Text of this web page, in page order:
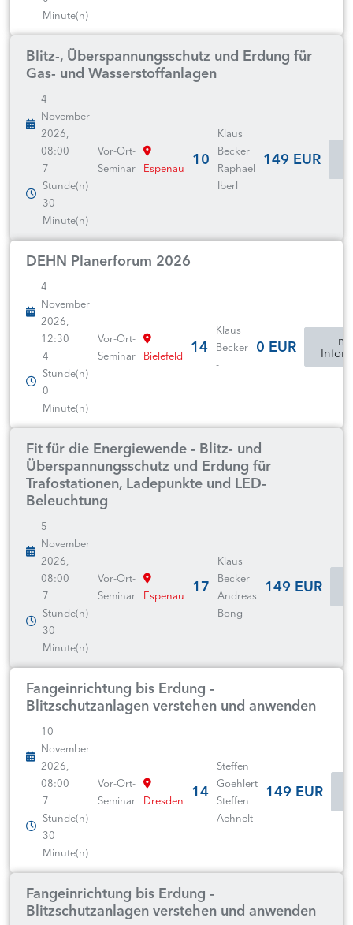
Minute(n)
Blitz-, Überspannungsschutz und Erdung für
Gas- und Wasserstoffanlagen
4
November
2026,
08:00
7
Stunde(n)
30
Minute(n)
Vor-Ort-
Seminar
Espenau 10
Klaus
Becker
Raphael
Iberl
149 EUR
DEHN Planerforum 2026
4
November
2026,
12:30
4
Stunde(n)
0
Minute(n)
Vor-Ort-
Seminar
Bielefeld 14
Klaus
Becker
-
0 EUR
Fit für die Energiewende - Blitz- und
Überspannungsschutz und Erdung für
Trafostationen, Ladepunkte und LED-
Beleuchtung
5
November
2026,
08:00
7
Stunde(n)
30
Minute(n)
Vor-Ort-
Seminar
Espenau 17
Klaus
Becker
Andreas
Bong
149 EUR
Fangeinrichtung bis Erdung -
Blitzschutzanlagen verstehen und anwenden
10
November
2026,
08:00
7
Stunde(n)
30
Minute(n)
Vor-Ort-
Seminar
Dresden 14
Steffen
Goehlert
Steffen
Aehnelt
149 EUR
Fangeinrichtung bis Erdung -
Blitzschutzanlagen verstehen und anwenden